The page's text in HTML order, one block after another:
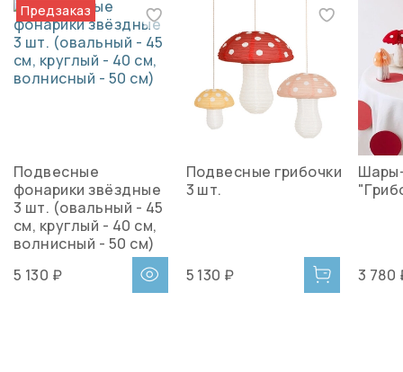
Предзаказ
Подвесные
фонарики звёздные
3 шт. (овальный - 45
см, круглый - 40 см,
волнисный - 50 см)
5 130 ₽
Подвесные грибочки
3 шт.
5 130 ₽ 3 780